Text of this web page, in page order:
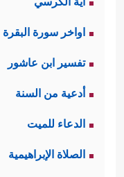
اواخر سورة البقرة
تفسير ابن عاشور
أدعية من السنة
الدعاء للميت
الصلاة الإبراهيمية